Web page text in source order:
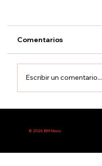
Comentarios
Escribir un comentario...
© 2026 BM News